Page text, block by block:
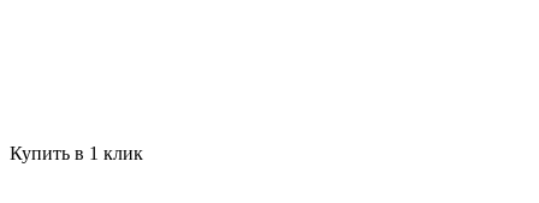
Купить в 1 клик